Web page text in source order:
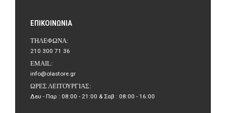
ΕΠΙΚΟΙΝΩΝΊΑ
ΤΗΛΈΦΩΝΑ:
210 300 71 36
EMAIL:
info@olastore.gr
ΏΡΕΣ ΛΕΙΤΟΥΡΓΊΑΣ:
Δευ - Παρ : 08:00 - 21:00 & Σαβ : 08:00 - 16:00